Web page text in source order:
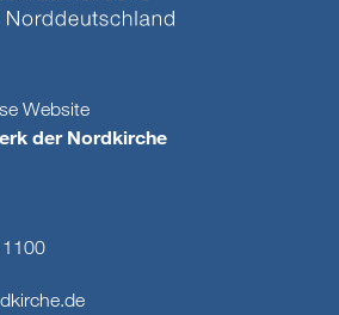
Website
der Nordkirche
1100
.de